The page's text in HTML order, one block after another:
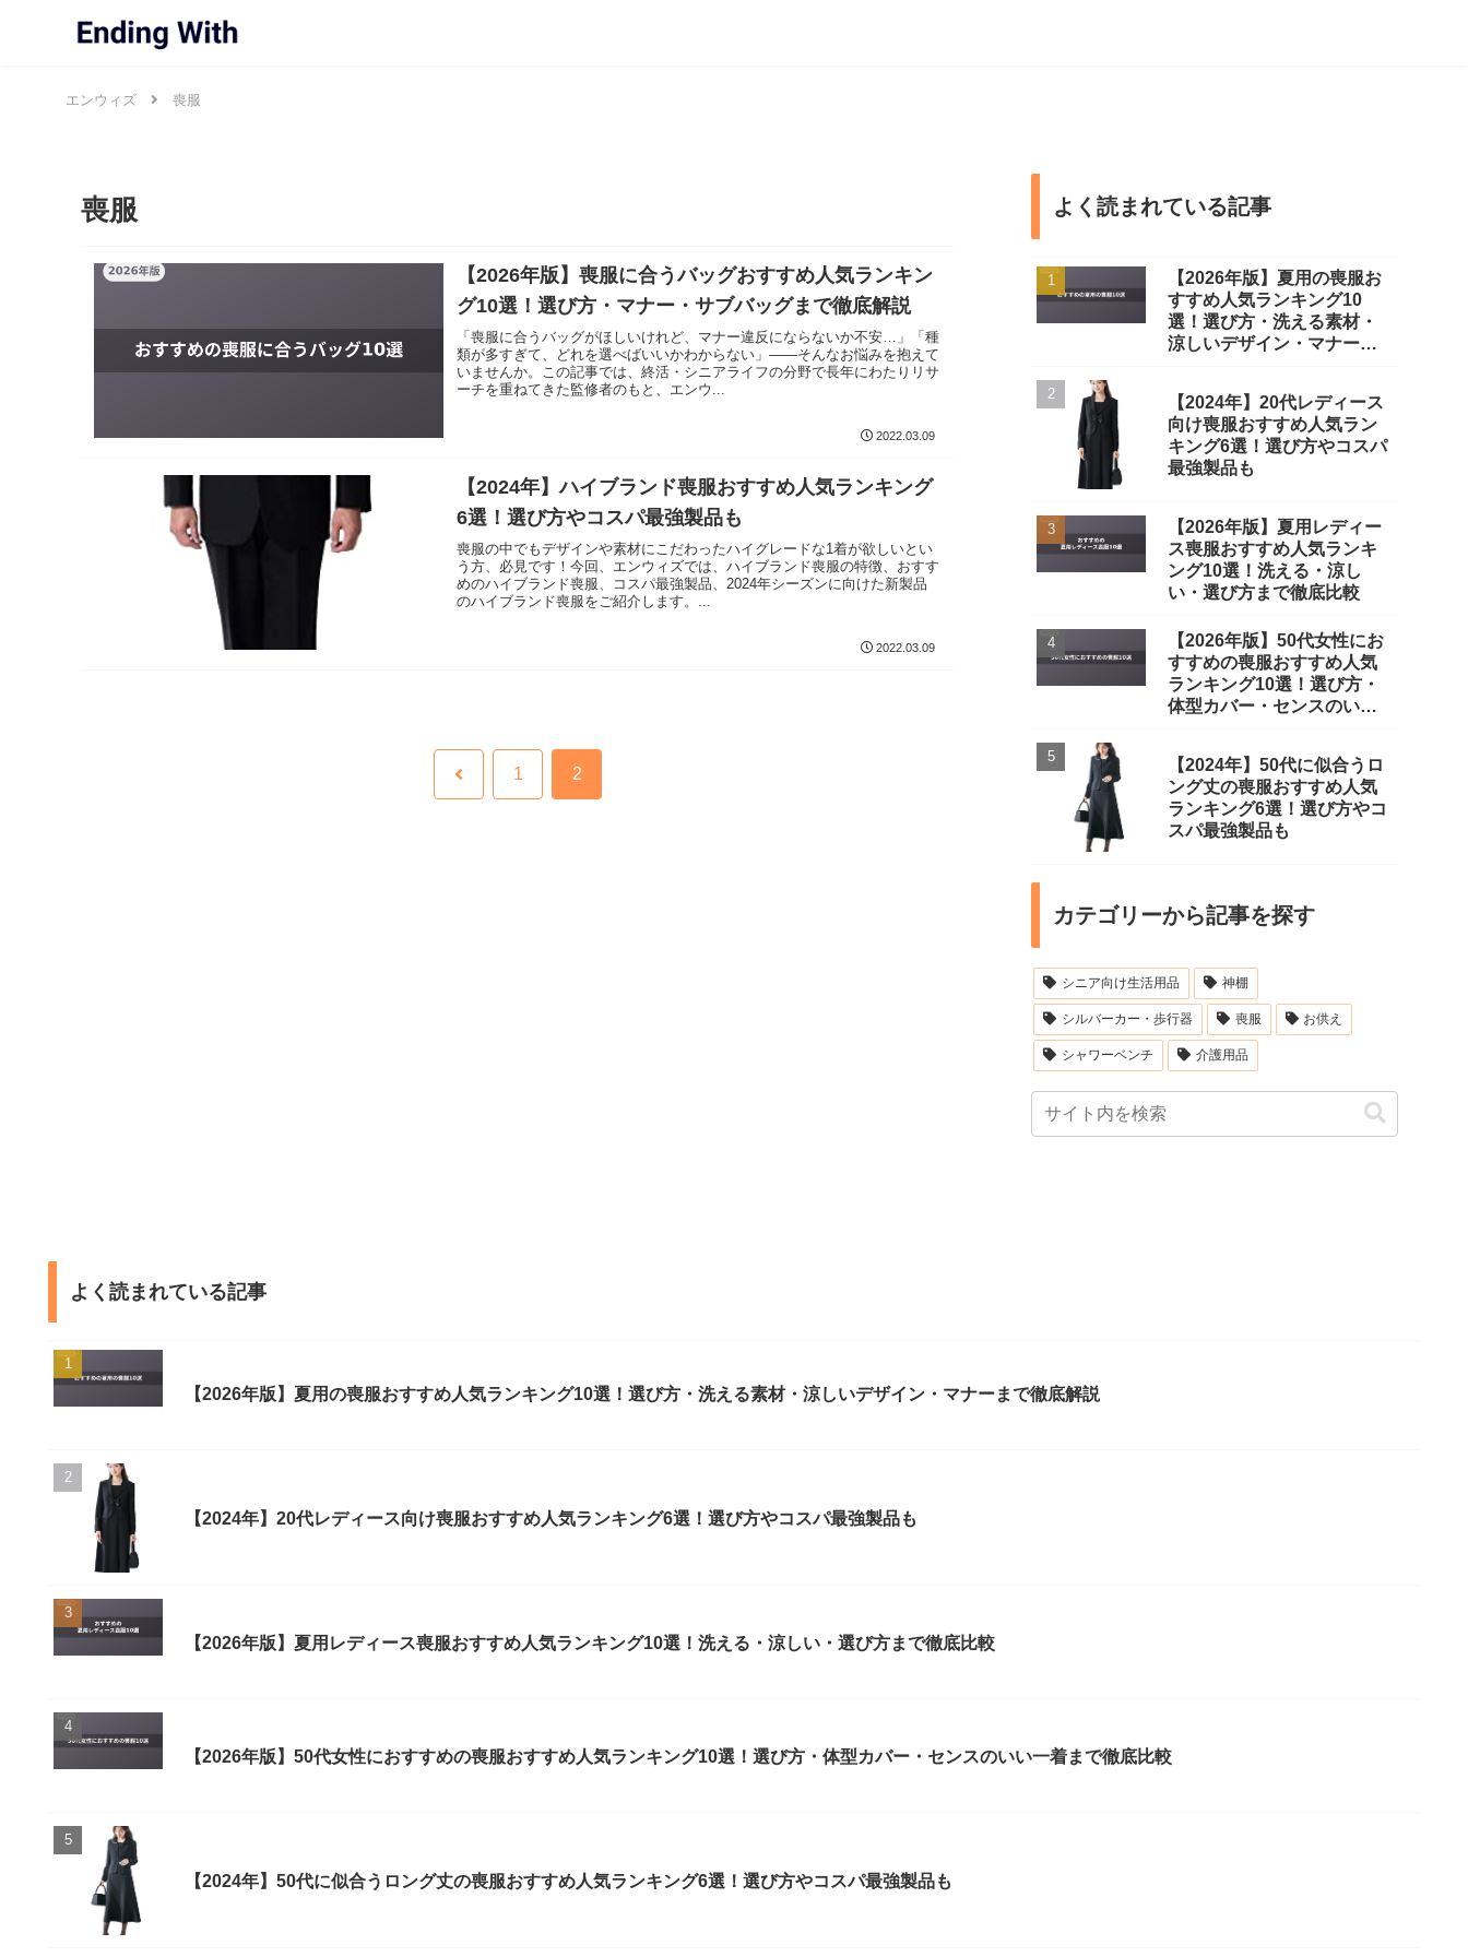
エンウィズ 喪服
喪服
【2026年版】喪服に合うバッグおすすめ人気ランキン
グ10選！選び方・マナー・サブバッグまで徹底解説
「喪服に合うバッグがほしいけれど、マナー違反にならないか不安…」「種
類が多すぎて、どれを選べばいいかわからない」——そんなお悩みを抱えて
いませんか。この記事では、終活・シニアライフの分野で長年にわたりリサ
ーチを重ねてきた監修者のもと、エンウ...
2022.03.09
【2024年】ハイブランド喪服おすすめ人気ランキング
6選！選び方やコスパ最強製品も
喪服の中でもデザインや素材にこだわったハイグレードな1着が欲しいとい
う方、必見です！今回、エンウィズでは、ハイブランド喪服の特徴、おすす
めのハイブランド喪服、コスパ最強製品、2024年シーズンに向けた新製品
のハイブランド喪服をご紹介します。...
2022.03.09
1 2
よく読まれている記事
【2026年版】夏用の喪服お
すすめ人気ランキング10
選！選び方・洗える素材・
涼しいデザイン・マナーま
【2024年】20代レディース
向け喪服おすすめ人気ラン
キング6選！選び方やコスパ
最強製品も
【2026年版】夏用レディー
ス喪服おすすめ人気ランキ
ング10選！洗える・涼し
い・選び方まで徹底比較
【2026年版】50代女性にお
すすめの喪服おすすめ人気
ランキング10選！選び方・
体型カバー・センスのいい
【2024年】50代に似合うロ
ング丈の喪服おすすめ人気
ランキング6選！選び方やコ
スパ最強製品も
カテゴリーから記事を探す
シニア向け生活用品 神棚
シルバーカー・歩行器 喪服 お供え
シャワーベンチ 介護用品
よく読まれている記事
【2026年版】夏用の喪服おすすめ人気ランキング10選！選び方・洗える素材・涼しいデザイン・マナーまで徹底解説
【2024年】20代レディース向け喪服おすすめ人気ランキング6選！選び方やコスパ最強製品も
【2026年版】夏用レディース喪服おすすめ人気ランキング10選！洗える・涼しい・選び方まで徹底比較
【2026年版】50代女性におすすめの喪服おすすめ人気ランキング10選！選び方・体型カバー・センスのいい一着まで徹底比較
【2024年】50代に似合うロング丈の喪服おすすめ人気ランキング6選！選び方やコスパ最強製品も